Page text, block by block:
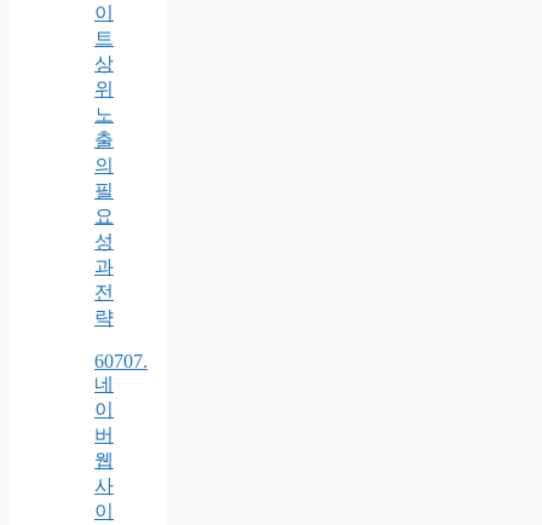
이
트
상
위
노
출
의
필
요
성
과
전
략
60707.
네
이
버
웹
사
이